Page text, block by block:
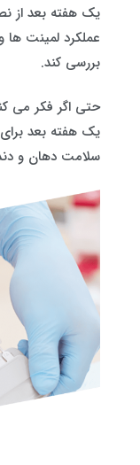
یک هفته بعد از
عملکرد لمینت
بررسی کند.
حتی اگر فکر می
یک هفته بعد
سلامت دهان و